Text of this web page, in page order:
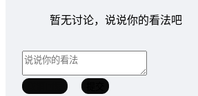
暂无讨论，说说你的看法吧